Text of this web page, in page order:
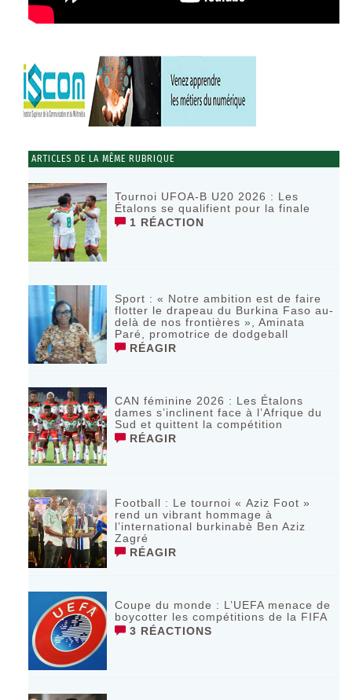
ARTICLES DE LA MÊME RUBRIQUE
Tournoi UFOA-B U20 2026 : Les
Étalons se qualifient pour la finale
1 RÉACTION
Sport : « Notre ambition est de faire
flotter le drapeau du Burkina Faso au-
delà de nos frontières », Aminata
Paré, promotrice de dodgeball
RÉAGIR
CAN féminine 2026 : Les Étalons
dames s’inclinent face à l’Afrique du
Sud et quittent la compétition
RÉAGIR
Football : Le tournoi « Aziz Foot »
rend un vibrant hommage à
l’international burkinabè Ben Aziz
Zagré
RÉAGIR
Coupe du monde : L’UEFA menace de
boycotter les compétitions de la FIFA
3 RÉACTIONS